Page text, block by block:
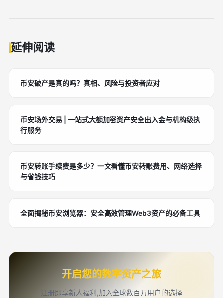
延伸阅读
币安破产是真的吗？真相、风险与投资者应对
币安场外交易 | 一站式大额加密资产安全出入金与机构级执
行服务
币安转账手续费是多少？一文看懂币安转账费用、网络选择
与省钱技巧
全面揭秘币安浏览器：安全高效管理Web3资产的必备工具
开启您的数字资产之旅
注册即享新人福利,加入全球数百万用户的选择